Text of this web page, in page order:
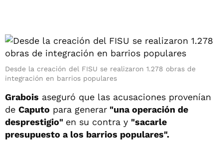
Desde la creación del FISU se realizaron 1.278 obras de
integración en barrios populares
Grabois aseguró que las acusaciones provenían
de Caputo para generar "una operación de
desprestigio" en su contra y "sacarle
presupuesto a los barrios populares".